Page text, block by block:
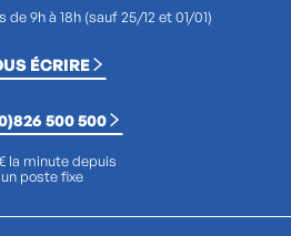
9h à 18h (sauf 25/12 et 01/01)
ÉCRIRE
500 500
la minute depuis
un poste fixe